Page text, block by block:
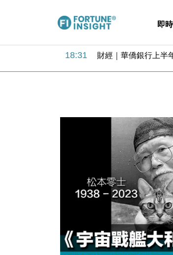
即
18:31 財經｜華僑銀行上
17:33 財經｜滙豐上調香港
13:44 財經｜內地7月美元
財經｜日本春季三
國際｜特朗普料美
財經｜SA售股自救
財經｜華僑銀行上
17:33 財經｜滙豐上調香港
16:47 本地｜假冒內地執法
財經｜日經失守6.5
財經｜恒隆10月換
財經｜韓股反覆波
13:44 財經｜內地7月美元
12:44 財經｜日本春季三度